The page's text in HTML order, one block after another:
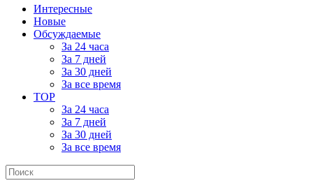
Интересные
Новые
Обсуждаемые
За 24 часа
За 7 дней
За 30 дней
За все время
TOP
За 24 часа
За 7 дней
За 30 дней
За все время